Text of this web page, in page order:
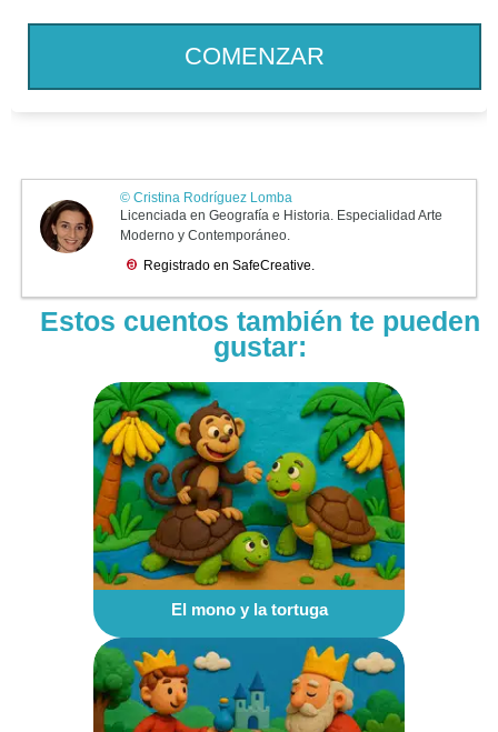
COMENZAR
Estos cuentos también te pueden
gustar:
El mono y la tortuga